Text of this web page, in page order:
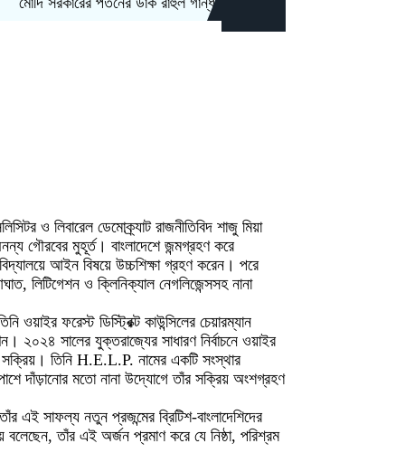
ও লিবারেল ডেমোক্র্যাট রাজনীতিবিদ শাজু মিয়া
গৌরবের মুহূর্ত। বাংলাদেশে জন্মগ্রহণ করে
আইন বিষয়ে উচ্চশিক্ষা গ্রহণ করেন। পরে
লিটিগেশন ও ক্লিনিক্যাল নেগলিজেন্সসহ নানা
ফরেস্ট ডিস্ট্রিক্ট কাউন্সিলের চেয়ারম্যান
২০২৪ সালের যুক্তরাজ্যের সাধারণ নির্বাচনে ওয়াইর
সক্রিয়। তিনি H.E.L.P. নামের একটি সংস্থার
দাঁড়ানোর মতো নানা উদ্যোগে তাঁর সক্রিয় অংশগ্রহণ
এই সাফল্য নতুন প্রজন্মের ব্রিটিশ-বাংলাদেশিদের
তাঁর এই অর্জন প্রমাণ করে যে নিষ্ঠা, পরিশ্রম